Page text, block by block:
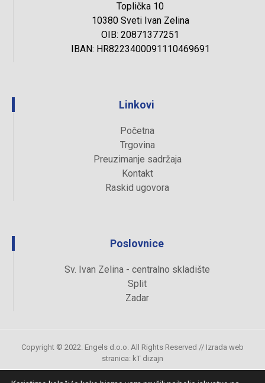
Toplička 10
10380 Sveti Ivan Zelina
OIB: 20871377251
IBAN: HR8223400091110469691
Linkovi
Početna
Trgovina
Preuzimanje sadržaja
Kontakt
Raskid ugovora
Poslovnice
Sv. Ivan Zelina - centralno skladište
Split
Zadar
Copyright © 2022. Engels d.o.o. All Rights Reserved // Izrada web
stranica: kT dizajn